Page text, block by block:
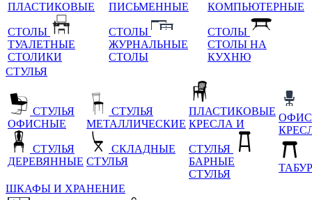
ПЛАСТИКОВЫЕ
СТОЛЫ
ТУАЛЕТНЫЕ
СТОЛИКИ
ПИСЬМЕННЫЕ
СТОЛЫ
ЖУРНАЛЬНЫЕ
СТОЛЫ
КОМПЬЮТЕРНЫЕ
СТОЛЫ
СТОЛЫ НА
КУХНЮ
СТУЛЬЯ
СТУЛЬЯ
ОФИСНЫЕ
СТУЛЬЯ
ДЕРЕВЯННЫЕ
СТУЛЬЯ
МЕТАЛЛИЧЕСКИЕ
СКЛАДНЫЕ
СТУЛЬЯ
ПЛАСТИКОВЫЕ
КРЕСЛА И
СТУЛЬЯ
БАРНЫЕ
СТУЛЬЯ
ШКАФЫ И ХРАНЕНИЕ